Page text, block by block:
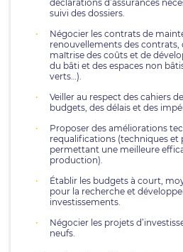
déclarations d’assurances
suivi des dossiers.
Négocier les contrats de
renouvellements des contrats,
maîtrise des coûts et de
du bâti et des espaces non
verts…).
Veiller au respect des cahiers
budgets, des délais et des
Proposer des améliorations
requalifications (techniques et
permettant une meilleure
production).
Établir les budgets à court,
pour la recherche et
investissements.
Négocier les projets
neufs.